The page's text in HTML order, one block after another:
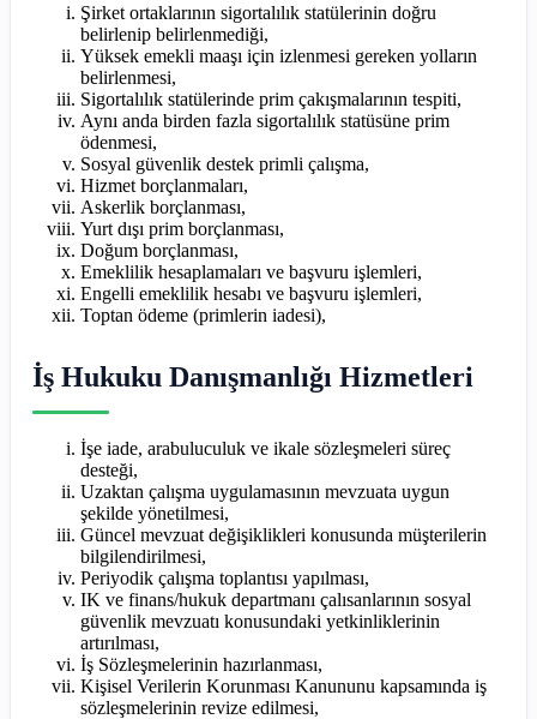
Şirket ortaklarının sigortalılık statülerinin doğru
belirlenip belirlenmediği,
Yüksek emekli maaşı için izlenmesi gereken yolların
belirlenmesi,
Sigortalılık statülerinde prim çakışmalarının tespiti,
Aynı anda birden fazla sigortalılık statüsüne prim
ödenmesi,
Sosyal güvenlik destek primli çalışma,
Hizmet borçlanmaları,
Askerlik borçlanması,
Yurt dışı prim borçlanması,
Doğum borçlanması,
Emeklilik hesaplamaları ve başvuru işlemleri,
Engelli emeklilik hesabı ve başvuru işlemleri,
Toptan ödeme (primlerin iadesi),
İş Hukuku Danışmanlığı Hizmetleri
İşe iade, arabuluculuk ve ikale sözleşmeleri süreç
desteği,
Uzaktan çalışma uygulamasının mevzuata uygun
şekilde yönetilmesi,
Güncel mevzuat değişiklikleri konusunda müşterilerin
bilgilendirilmesi,
Periyodik çalışma toplantısı yapılması,
IK ve finans/hukuk departmanı çalısanlarının sosyal
güvenlik mevzuatı konusundaki yetkinliklerinin
artırılması,
İş Sözleşmelerinin hazırlanması,
Kişisel Verilerin Korunması Kanununu kapsamında iş
sözleşmelerinin revize edilmesi,